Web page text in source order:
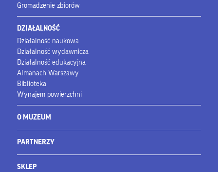
Gromadzenie zbiorów
DZIAŁALNOŚĆ
Działalność naukowa
Działalność wydawnicza
Działalność edukacyjna
Almanach Warszawy
Biblioteka
Wynajem powierzchni
O MUZEUM
PARTNERZY
SKLEP